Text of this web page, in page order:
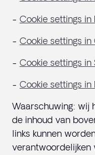
- Cookie settings in
- Cookie settings
- Cookie settings in
- Cookie settings
Waarschuwing: wij
de inhoud van
links kunnen
verantwoordelijken